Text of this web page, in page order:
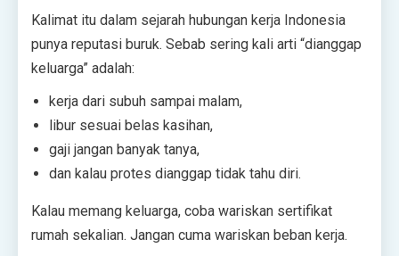
Kalimat itu dalam sejarah hubungan kerja Indonesia
punya reputasi buruk. Sebab sering kali arti “dianggap
keluarga” adalah:
kerja dari subuh sampai malam,
libur sesuai belas kasihan,
gaji jangan banyak tanya,
dan kalau protes dianggap tidak tahu diri.
Kalau memang keluarga, coba wariskan sertifikat
rumah sekalian. Jangan cuma wariskan beban kerja.